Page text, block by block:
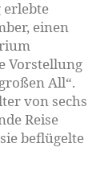
einen
Vorstellung
All“.
von sechs
Reise
beflügelte